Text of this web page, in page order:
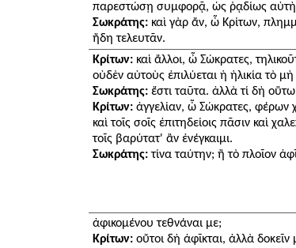
παρεστώσῃ συμφορᾷ, ὡς ῥᾳδίως
Σωκράτης:καὶ γὰρ ἄν, ὦ Κρίτων,
ἤδη τελευτᾶν.
Κρίτων:καὶ ἄλλοι, ὦ Σώκρατες,
οὐδὲν αὐτοὺς ἐπιλύεται ἡ ἡλικία τὸ
Σωκράτης:ἔστι ταῦτα. ἀλλὰ τί δὴ
Κρίτων:ἀγγελίαν, ὦ Σώκρατες, φέρων
καὶ τοῖς σοῖς ἐπιτηδείοις πᾶσιν καὶ
τοῖς βαρύτατ' ἂν ἐνέγκαιμι.
Σωκράτης:τίνα ταύτην; ἢ τὸ πλοῖον
ἀφικομένου τεθνάναι με;
Κρίτων:οὔτοι δὴ ἀφῖκται, ἀλλὰ δοκεῖν